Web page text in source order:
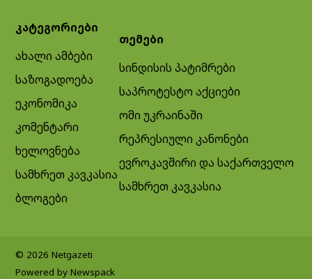
კატეგორიები
ახალი ამბები
საზოგადოება
ეკონომიკა
კომენტარი
ხელოვნება
სამხრეთ კავკასია
ბლოგები
თემები
სინდისის პატიმრები
საპროტესტო აქციები
ომი უკრაინაში
რეპრესიული კანონები
ევროკავშირი და საქართველო
სამხრეთ კავკასია
© 2026 Netgazeti
Powered by Newspack